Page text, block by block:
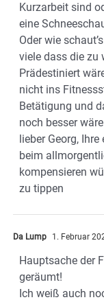
Kurzarbeit sind
eine
Oder wie
viele dass die zu
Prädestiniert
nicht ins
Betätigung und
noch besser
lieber Georg,
beim
kompensieren
zu tippen
Da Lump 1. Februar
Hauptsache der
geräumt!
Ich weiß auch